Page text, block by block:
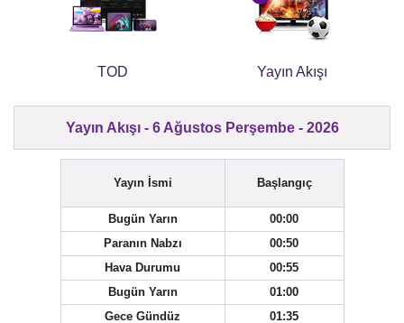
TOD Yayın Akışı
Yayın Akışı - 6 Ağustos Perşembe - 2026
Yayın İsmi Başlangıç
Bugün Yarın
00:00
Paranın Nabzı
00:50
Hava Durumu
00:55
Bugün Yarın
01:00
Gece Gündüz
01:35